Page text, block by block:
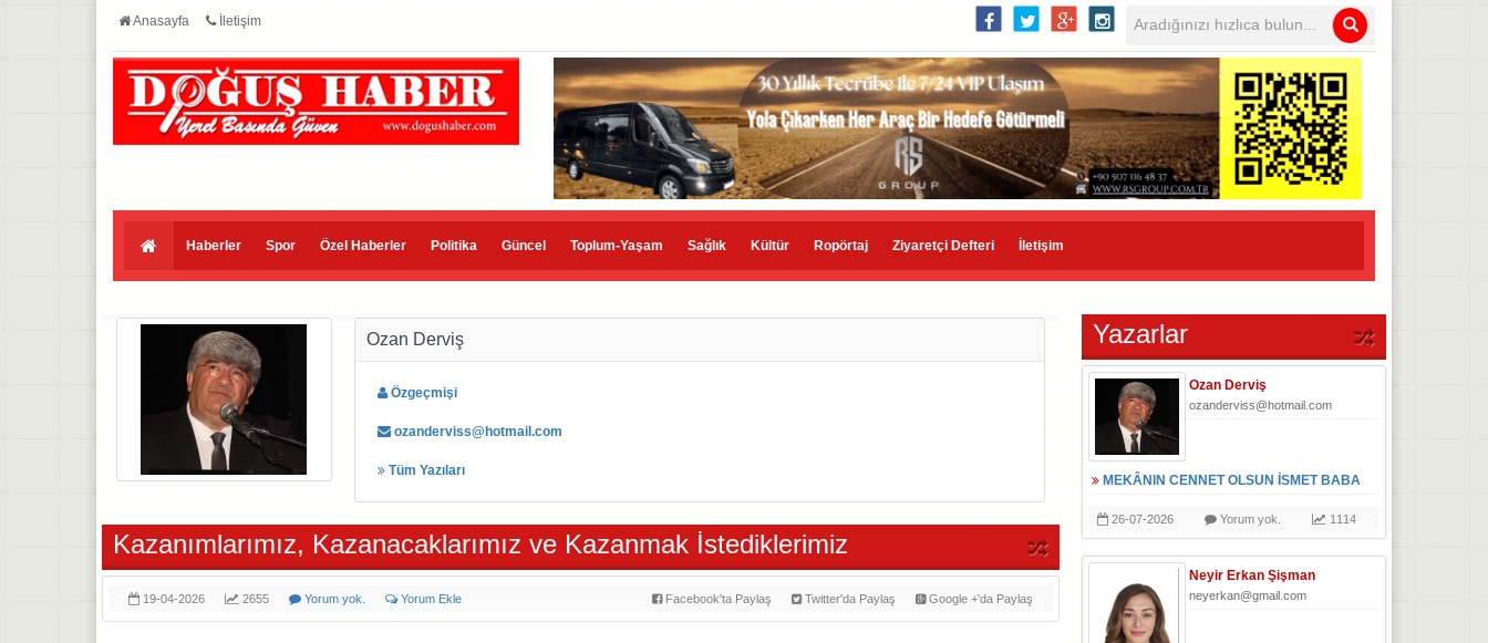
Anasayfa İletişim
Haberler Spor Özel Haberler Politika Güncel Toplum-Yaşam Sağlık Kültür Ropörtaj Ziyaretçi Defteri İletişim
Ozan Derviş
Özgeçmişi
ozanderviss@hotmail.com
Tüm Yazıları
Kazanımlarımız, Kazanacaklarımız ve Kazanmak İstediklerimiz
19-04-2026 2655 Yorum yok. Yorum Ekle Facebook'ta Paylaş Twitter'da Paylaş Google +'da Paylaş
Yazarlar
Ozan Derviş
ozanderviss@hotmail.com
MEKÂNIN CENNET OLSUN İSMET BABA
26-07-2026 Yorum yok. 1114
Neyir Erkan Şişman
neyerkan@gmail.com